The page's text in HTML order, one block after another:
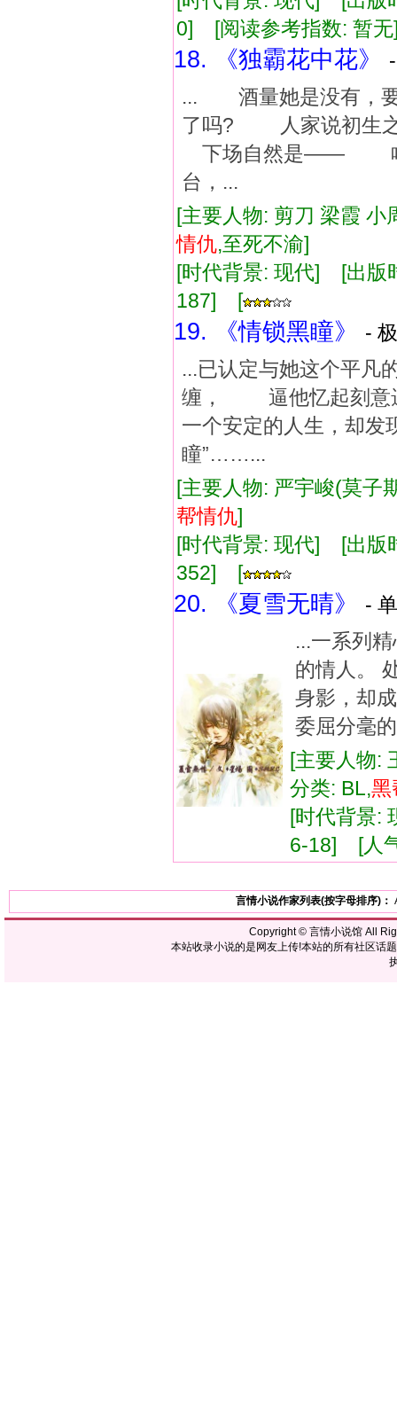
0] [阅读参考指数: 暂无
18. 《独霸花中花》
... 酒量她是没有，
了吗? 人家说初生
下场自然是—— 啥
台，...
[主要人物: 剪刀 梁霞
情仇,至死不渝]
[时代背景: 现代] [出
187] [
19. 《情锁黑瞳》
-
...已认定与她这个平
缠， 逼他忆起刻意
一个安定的人生，却
瞳”……...
[主要人物: 严宇峻(莫
帮情仇]
[时代背景: 现代] [出
352] [
20. 《夏雪无晴》
-
...一系列
的情人。
身影，却
委屈分毫
[主要人物:
分类: BL,黑
[时代背景:
6-18] [人
言情小说作家列表(按字母排序)：
Copyright © 言情小说馆All
本站收录小说的是网友上传!本站的所有社区话